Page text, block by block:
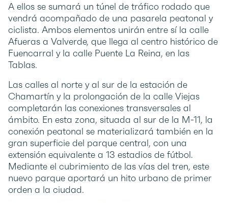
A ellos se sumará un túnel de tráfico rodado que
vendrá acompañado de una pasarela peatonal y
ciclista. Ambos elementos unirán entre sí la calle
Afueras a Valverde, que llega al centro histórico de
Fuencarral y la calle Puente La Reina, en las
Tablas.
Las calles al norte y al sur de la estación de
Chamartín y la prolongación de la calle Viejas
completarán las conexiones transversales al
ámbito. En esta zona, situada al sur de la M-11, la
conexión peatonal se materializará también en la
gran superficie del parque central, con una
extensión equivalente a 13 estadios de fútbol.
Mediante el cubrimiento de las vías del tren, este
nuevo parque aportará un hito urbano de primer
orden a la ciudad.